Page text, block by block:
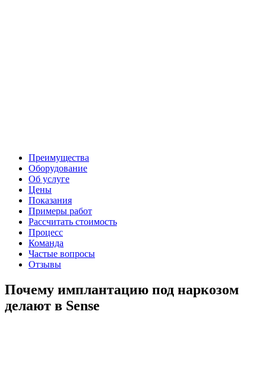
Преимущества
Оборудование
Об услуге
Цены
Показания
Примеры работ
Рассчитать стоимость
Процесс
Команда
Частые вопросы
Отзывы
Почему имплантацию под наркозом
делают в Sense